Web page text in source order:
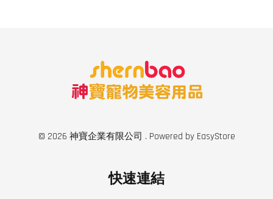
© 2026 神寶企業有限公司 . Powered by EasyStore
快速連結